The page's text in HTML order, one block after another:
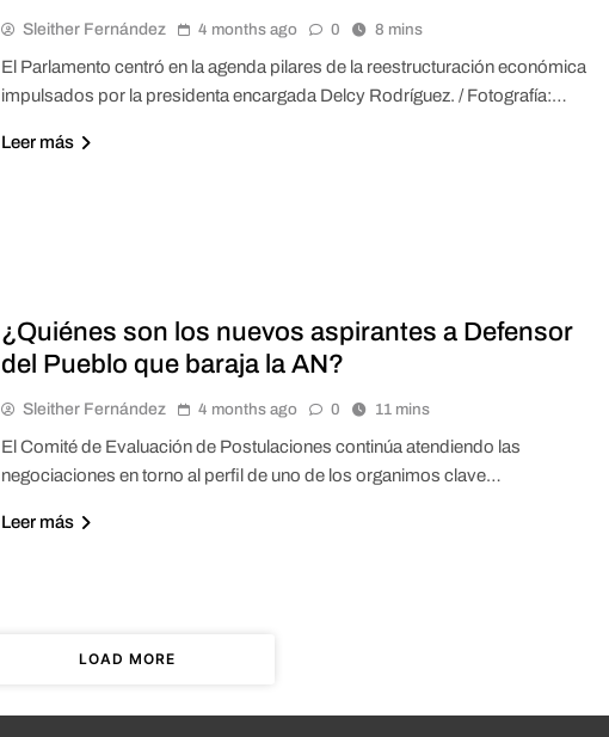
Sleither Fernández 4 months ago 0 8 mins
El Parlamento centró en la agenda pilares de la reestructuración económica
impulsados por la presidenta encargada Delcy Rodríguez. / Fotografía:…
Leer más
¿Quiénes son los nuevos aspirantes a Defensor
del Pueblo que baraja la AN?
Sleither Fernández 4 months ago 0 11 mins
El Comité de Evaluación de Postulaciones continúa atendiendo las
negociaciones en torno al perfil de uno de los organimos clave…
Leer más
LOAD MORE